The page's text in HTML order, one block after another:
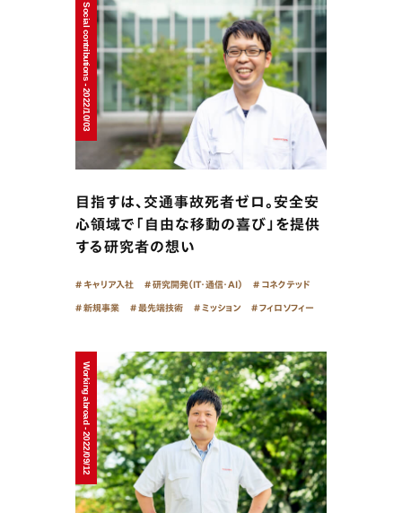
Social contributions - 2022/10/03
目指すは、交通事故死者ゼロ。安全安
心領域で「自由な移動の喜び」を提供
する研究者の想い
キャリア入社 研究開発（IT・通信・AI） コネクテッド
新規事業 最先端技術 ミッション フィロソフィー
Working abroad - 2022/09/12